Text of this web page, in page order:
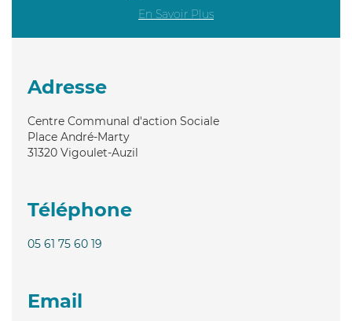
En Savoir Plus
Adresse
Centre Communal d'action Sociale
Place André-Marty
31320 Vigoulet-Auzil
Téléphone
05 61 75 60 19
Email